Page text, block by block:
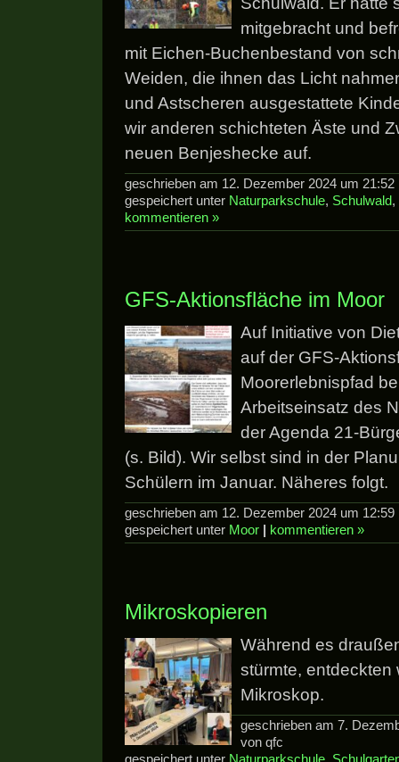
mitgebracht und
mit Eichen-Buchenbestand von
Weiden, die ihnen das Licht
und Astscheren ausgestattete
wir anderen schichteten Äste und
neuen Benjeshecke auf.
geschrieben am 12. Dezember 2024 um 21:52
gespeichert unter Naturparkschule, Schulwald,
kommentieren »
GFS-Aktionsfläche im Moor
Auf Initiative von
auf der GFS-
Moorerlebnispfad
Arbeitseinsatz des
der Agenda 21-
(s. Bild). Wir selbst sind in der
Schülern im Januar. Näheres folgt.
geschrieben am 12. Dezember 2024 um 12:59
gespeichert unter Moor kommentieren »
Mikroskopieren
Während es
stürmte, entdeckten
Mikroskop.
geschrieben am 7.
von qfc